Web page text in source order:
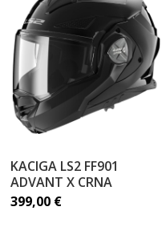
KACIGA LS2 FF901
ADVANT X CRNA
399,00 €